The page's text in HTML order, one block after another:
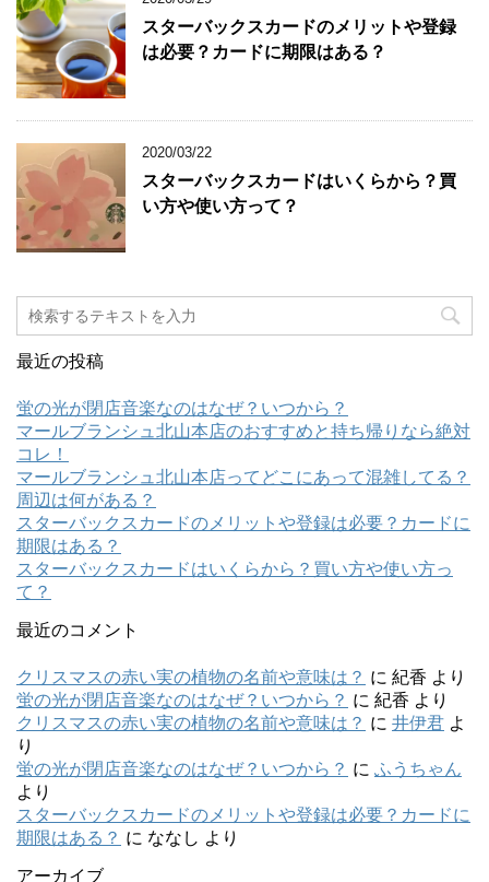
スターバックスカードのメリットや登録
は必要？カードに期限はある？
2020/03/22
スターバックスカードはいくらから？買
い方や使い方って？
最近の投稿
蛍の光が閉店音楽なのはなぜ？いつから？
マールブランシュ北山本店のおすすめと持ち帰りなら絶対
コレ！
マールブランシュ北山本店ってどこにあって混雑してる？
周辺は何がある？
スターバックスカードのメリットや登録は必要？カードに
期限はある？
スターバックスカードはいくらから？買い方や使い方っ
て？
最近のコメント
クリスマスの赤い実の植物の名前や意味は？ に 紀香 より
蛍の光が閉店音楽なのはなぜ？いつから？ に 紀香 より
クリスマスの赤い実の植物の名前や意味は？ に 井伊君 よ
り
蛍の光が閉店音楽なのはなぜ？いつから？ に ふうちゃん
より
スターバックスカードのメリットや登録は必要？カードに
期限はある？ に ななし より
アーカイブ